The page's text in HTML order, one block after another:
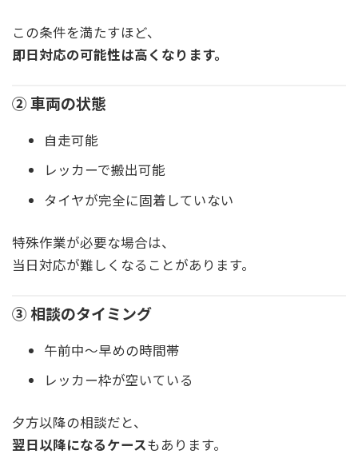
この条件を満たすほど、
即日対応の可能性は高くなります。
② 車両の状態
自走可能
レッカーで搬出可能
タイヤが完全に固着していない
特殊作業が必要な場合は、
当日対応が難しくなることがあります。
③ 相談のタイミング
午前中〜早めの時間帯
レッカー枠が空いている
夕方以降の相談だと、
翌日以降になるケースもあります。